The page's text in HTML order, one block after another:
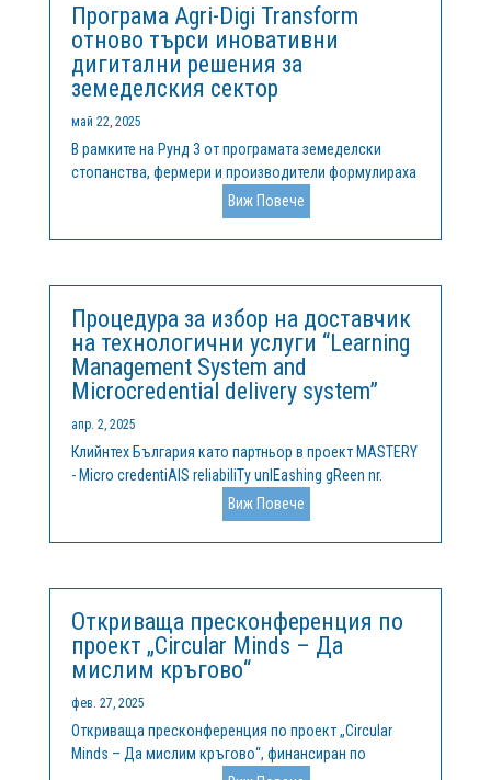
Програма Agri-Digi Transform
отново търси иновативни
дигитални решения за
земеделския сектор
май 22, 2025
В рамките на Рунд 3 от програмата земеделски
стопанства, фермери и производители формулираха
конкретни предизвикателства, на които търсят
решения. В момента програмата отново е отворена
за кандидатстване от страна на иновативни
Виж Повече
Процедура за избор на доставчик
на технологични услуги “Learning
Management System and
Microcredential delivery system”
апр. 2, 2025
Клийнтех България като партньор в проект MASTERY
- Micro credentiAlS reliabiliTy unlEashing gReen nr.
101132845 ERASMUS-EDU-2023-PI-FORWARD, обявява
процедура за избор на доставчик на технически
услуги “Learning Management System and
Виж Повече
Откриваща пресконференция по
проект „Circular Minds – Да
мислим кръгово“
фев. 27, 2025
Откриваща пресконференция по проект „Circular
Minds – Да мислим кръгово“, финансиран по